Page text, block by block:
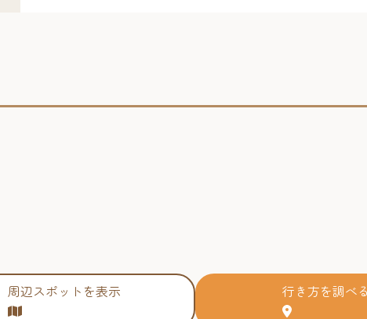
周辺スポットを表示 行き方を調べる